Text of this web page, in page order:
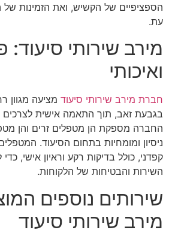
הספציפיים של הקשיש, ואת הזמינות
עת.
מירב שירותי סיעוד:
ואיכותי
חברת מירב שירותי סיעוד מציעה מגוון
בגבעת זאב, תוך התאמה אישית לצרכים
החברה מספקת הן מטפלים זרים והן
ניסיון ומומחיות בתחום הסיעוד.
קפדני, כולל בדיקות רקע וראיון אישי,
השירות והבטיחות של הלקוחות.
שירותים נוספים
מירב שירותי סיעוד